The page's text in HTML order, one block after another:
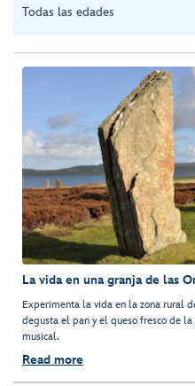
Todas las edades
La vida en una granja de las
Experimenta la vida en la zona rural
degusta el pan y el queso fresco de
musical.
Read more